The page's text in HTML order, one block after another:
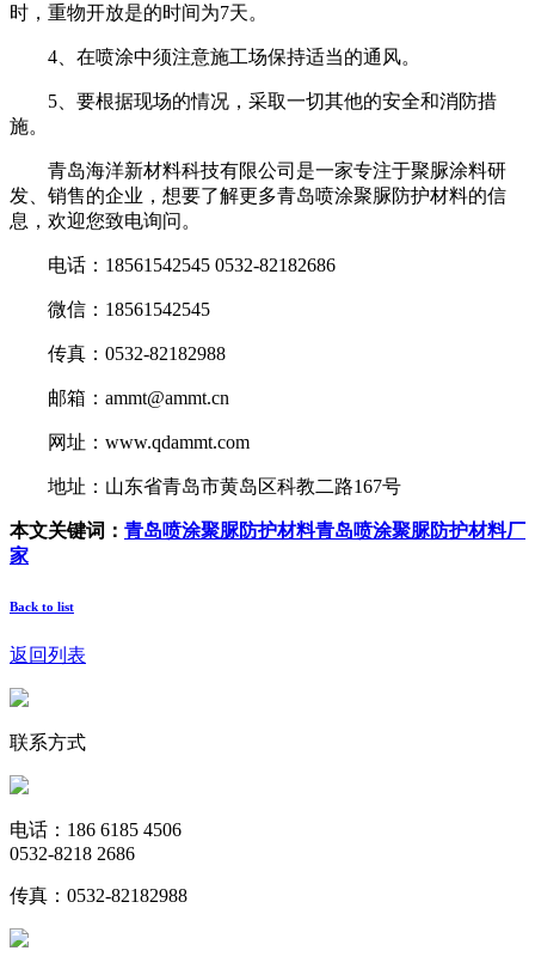
时，重物开放是的时间为7天。
4、在喷涂中须注意施工场保持适当的通风。
5、要根据现场的情况，采取一切其他的安全和消防措
施。
青岛海洋新材料科技有限公司是一家专注于聚脲涂料研
发、销售的企业，想要了解更多青岛喷涂聚脲防护材料的信
息，欢迎您致电询问。
电话：18561542545 0532-82182686
微信：18561542545
传真：0532-82182988
邮箱：ammt@ammt.cn
网址：www.qdammt.com
地址：山东省青岛市黄岛区科教二路167号
本文关键词： 青岛喷涂聚脲防护材料青岛喷涂聚脲防护材料厂
家
Back to list
返回列表
联系方式
电话：186 6185 4506
0532-8218 2686
传真：0532-82182988